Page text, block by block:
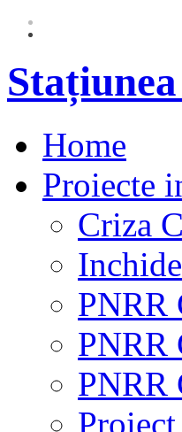
Home
Proiecte
Criza
PNRR
PNRR
PNRR